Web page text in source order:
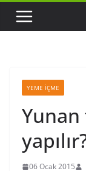
YEME İÇME
Yunan
06 Ocak 2015